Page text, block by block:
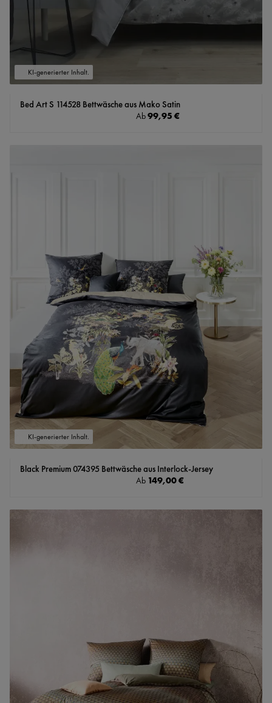
KI-generierter Inhalt.
Bed Art S 114528 Bettwäsche aus Mako Satin
Regulärer Preis:
Ab99,95 €
KI-generierter Inhalt.
Black Premium 074395 Bettwäsche aus Interlock-Jersey
Regulärer Preis:
Ab 149,00 €